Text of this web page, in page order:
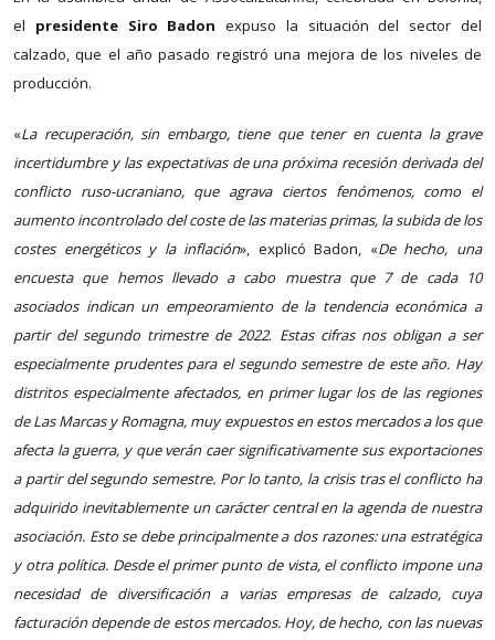
el presidente Siro Badon expuso la situación del sector del
calzado, que el año pasado registró una mejora de los niveles de
producción.
«La recuperación, sin embargo, tiene que tener en cuenta la grave
incertidumbre y las expectativas de una próxima recesión derivada del
conflicto ruso-ucraniano, que agrava ciertos fenómenos, como el
aumento incontrolado del coste de las materias primas, la subida de los
costes energéticos y la inflación», explicó Badon, «De hecho, una
encuesta que hemos llevado a cabo muestra que 7 de cada 10
asociados indican un empeoramiento de la tendencia económica a
partir del segundo trimestre de 2022. Estas cifras nos obligan a ser
especialmente prudentes para el segundo semestre de este año. Hay
distritos especialmente afectados, en primer lugar los de las regiones
de Las Marcas y Romagna, muy expuestos en estos mercados a los que
afecta la guerra, y que verán caer significativamente sus exportaciones
a partir del segundo semestre. Por lo tanto, la crisis tras el conflicto ha
adquirido inevitablemente un carácter central en la agenda de nuestra
asociación. Esto se debe principalmente a dos razones: una estratégica
y otra política. Desde el primer punto de vista, el conflicto impone una
necesidad de diversificación a varias empresas de calzado, cuya
facturación depende de estos mercados. Hoy, de hecho, con las nuevas